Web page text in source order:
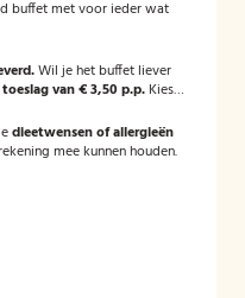
buffet met voor ieder wat
Wil je het buffet liever
toeslag van € 3,50 p.p. Kies
dieetwensen of allergieën
mee kunnen houden.